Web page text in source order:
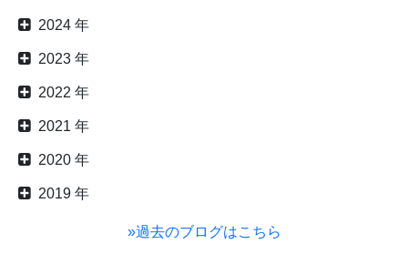
2024 年
2023 年
2022 年
2021 年
2020 年
2019 年
»過去のブログはこちら